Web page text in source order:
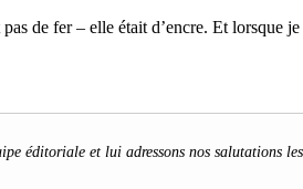
de fer – elle était d’encre. Et lorsque
éditoriale et lui adressons nos salutations